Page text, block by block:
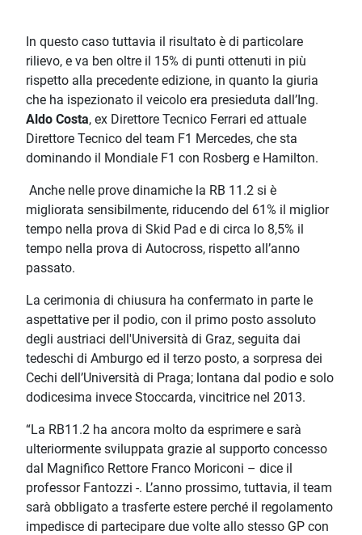
In questo caso tuttavia il risultato è di particolare
rilievo, e va ben oltre il 15% di punti ottenuti in più
rispetto alla precedente edizione, in quanto la giuria
che ha ispezionato il veicolo era presieduta dall’Ing.
Aldo Costa, ex Direttore Tecnico Ferrari ed attuale
Direttore Tecnico del team F1 Mercedes, che sta
dominando il Mondiale F1 con Rosberg e Hamilton.
Anche nelle prove dinamiche la RB 11.2 si è
migliorata sensibilmente, riducendo del 61% il miglior
tempo nella prova di Skid Pad e di circa lo 8,5% il
tempo nella prova di Autocross, rispetto all’anno
passato.
La cerimonia di chiusura ha confermato in parte le
aspettative per il podio, con il primo posto assoluto
degli austriaci dell'Università di Graz, seguita dai
tedeschi di Amburgo ed il terzo posto, a sorpresa dei
Cechi dell’Università di Praga; lontana dal podio e solo
dodicesima invece Stoccarda, vincitrice nel 2013.
“La RB11.2 ha ancora molto da esprimere e sarà
ulteriormente sviluppata grazie al supporto concesso
dal Magnifico Rettore Franco Moriconi – dice il
professor Fantozzi -. L’anno prossimo, tuttavia, il team
sarà obbligato a trasferte estere perché il regolamento
impedisce di partecipare due volte allo stesso GP con